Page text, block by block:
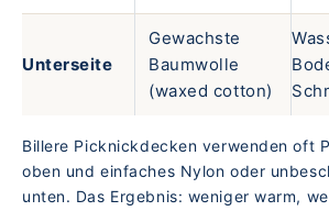
Unterseite
Gewachste
Baumwolle
(waxed cotton)
Billere Picknickdecken verwenden oft
oben und einfaches Nylon oder
unten. Das Ergebnis: weniger warm,